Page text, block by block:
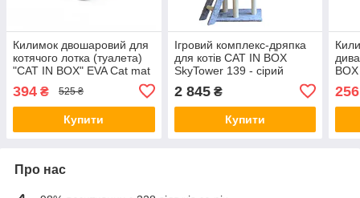
Килимок двошаровий для
котячого лотка (туалета)
"CAT IN BOX" EVA Cat mat
394 ₴ 525 ₴
Купити
Ігровий комплекс-дряпка
для котів CAT IN BOX
SkyTower 139 - сірий
2 845₴
Купити
256
Про нас